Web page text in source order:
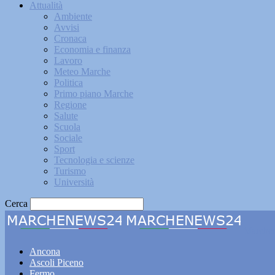
Attualità
Ambiente
Avvisi
Cronaca
Economia e finanza
Lavoro
Meteo Marche
Politica
Primo piano Marche
Regione
Salute
Scuola
Sociale
Sport
Tecnologia e scienze
Turismo
Università
Cerca
Ancona
Ascoli Piceno